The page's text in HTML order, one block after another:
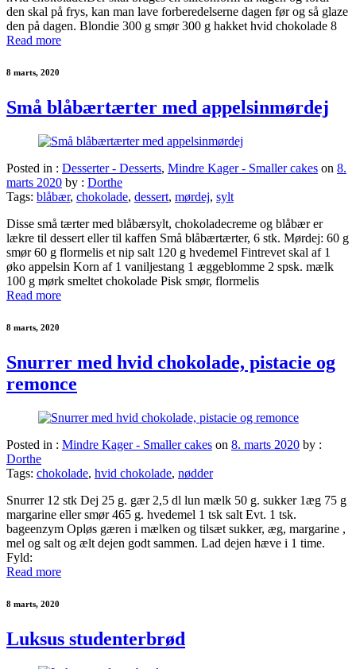
den skal på frys, kan man lave forberedelserne dagen før og så glaze
den på dagen. Blondie 300 g smør 300 g hakket hvid chokolade 8
Read more
8 marts, 2020
Små blåbærtærter med appelsinmørdej
Posted in : Desserter - Desserts, Mindre Kager - Smaller cakes on 8.
marts 2020 by : Dorthe
Tags: blåbær, chokolade, dessert, mørdej, sylt
Disse små tærter med blåbærsylt, chokoladecreme og blåbær er
lækre til dessert eller til kaffen Små blåbærtærter, 6 stk. Mørdej: 60 g
smør 60 g flormelis et nip salt 120 g hvedemel Fintrevet skal af 1
øko appelsin Korn af 1 vaniljestang 1 æggeblomme 2 spsk. mælk
100 g mørk smeltet chokolade Pisk smør, flormelis
Read more
8 marts, 2020
Snurrer med hvid chokolade, pistacie og
remonce
Posted in : Mindre Kager - Smaller cakes on 8. marts 2020 by :
Dorthe
Tags: chokolade, hvid chokolade, nødder
Snurrer 12 stk Dej 25 g. gær 2,5 dl lun mælk 50 g. sukker 1æg 75 g
margarine eller smør 465 g. hvedemel 1 tsk salt Evt. 1 tsk.
bageenzym Opløs gæren i mælken og tilsæt sukker, æg, margarine ,
mel og salt og ælt dejen godt sammen. Lad dejen hæve i 1 time.
Fyld:
Read more
8 marts, 2020
Luksus studenterbrød